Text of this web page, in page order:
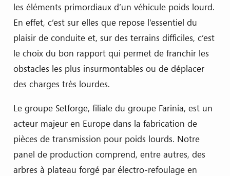
les éléments primordiaux d’un véhicule poids lourd.
En effet, c’est sur elles que repose l’essentiel du
plaisir de conduite et, sur des terrains difficiles, c’est
le choix du bon rapport qui permet de franchir les
obstacles les plus insurmontables ou de déplacer
des charges très lourdes.
Le groupe Setforge, filiale du groupe Farinia, est un
acteur majeur en Europe dans la fabrication de
pièces de transmission pour poids lourds. Notre
panel de production comprend, entre autres, des
arbres à plateau forgé par électro-refoulage en